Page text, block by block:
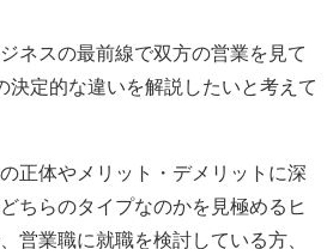
ネスの最前線で双方の営業を見て
決定的な違いを解説したいと考えて
正体やメリット・デメリットに深
ちらのタイプなのかを見極めるヒ
営業職に就職を検討している方、